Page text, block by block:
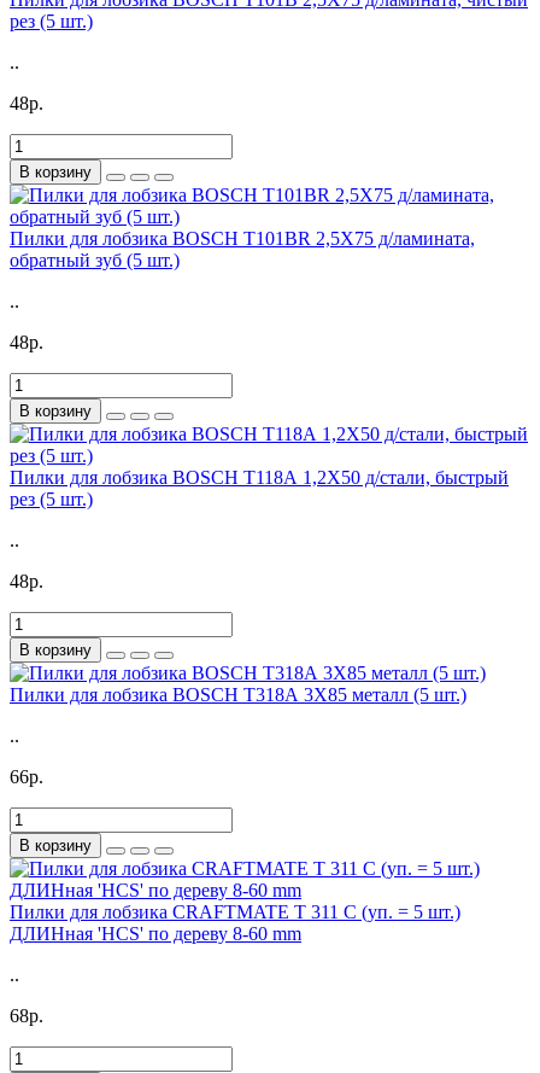
рез (5 шт.)
..
48р.
В корзину
Пилки для лобзика BOSCH T101BR 2,5X75 д/ламината,
обратный зуб (5 шт.)
..
48р.
В корзину
Пилки для лобзика BOSCH T118А 1,2X50 д/стали, быстрый
рез (5 шт.)
..
48р.
В корзину
Пилки для лобзика BOSCH T318А 3X85 металл (5 шт.)
..
66р.
В корзину
Пилки для лобзика CRAFTMATE T 311 C (уп. = 5 шт.)
ДЛИНная 'HСS' по дереву 8-60 mm
..
68р.